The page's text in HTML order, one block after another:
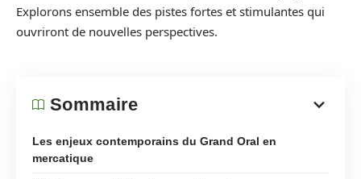
Explorons ensemble des pistes fortes et stimulantes qui
ouvriront de nouvelles perspectives.
Sommaire
Les enjeux contemporains du Grand Oral en
mercatique